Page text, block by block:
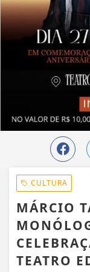
CULTURA
MÁRCIO
TEATRO